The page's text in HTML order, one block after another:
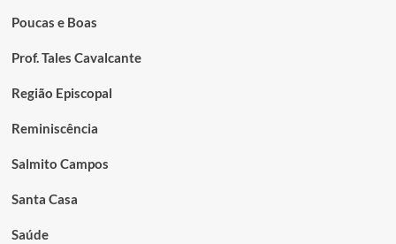
Poucas e Boas
Prof. Tales Cavalcante
Região Episcopal
Reminiscência
Salmito Campos
Santa Casa
Saúde